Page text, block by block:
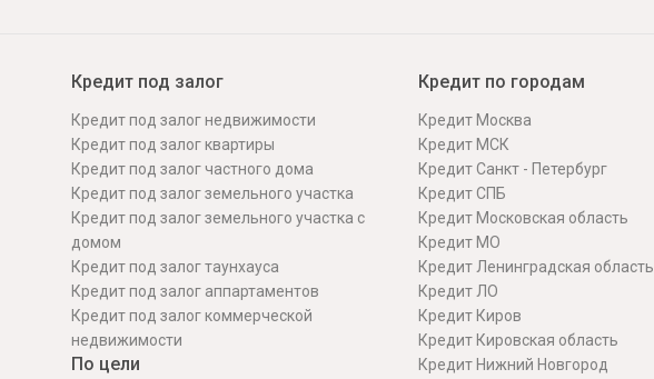
Кредит под залог
Кредит под залог недвижимости
Кредит под залог квартиры
Кредит под залог частного дома
Кредит под залог земельного участка
Кредит под залог земельного участка с
домом
Кредит под залог таунхауса
Кредит под залог аппартаментов
Кредит под залог коммерческой
недвижимости
По цели
Кредит по городам
Кредит Москва
Кредит МСК
Кредит Санкт - Петербург
Кредит СПБ
Кредит Московская область
Кредит МО
Кредит Ленинградская область
Кредит ЛО
Кредит Киров
Кредит Кировская область
Кредит Нижний Новгород